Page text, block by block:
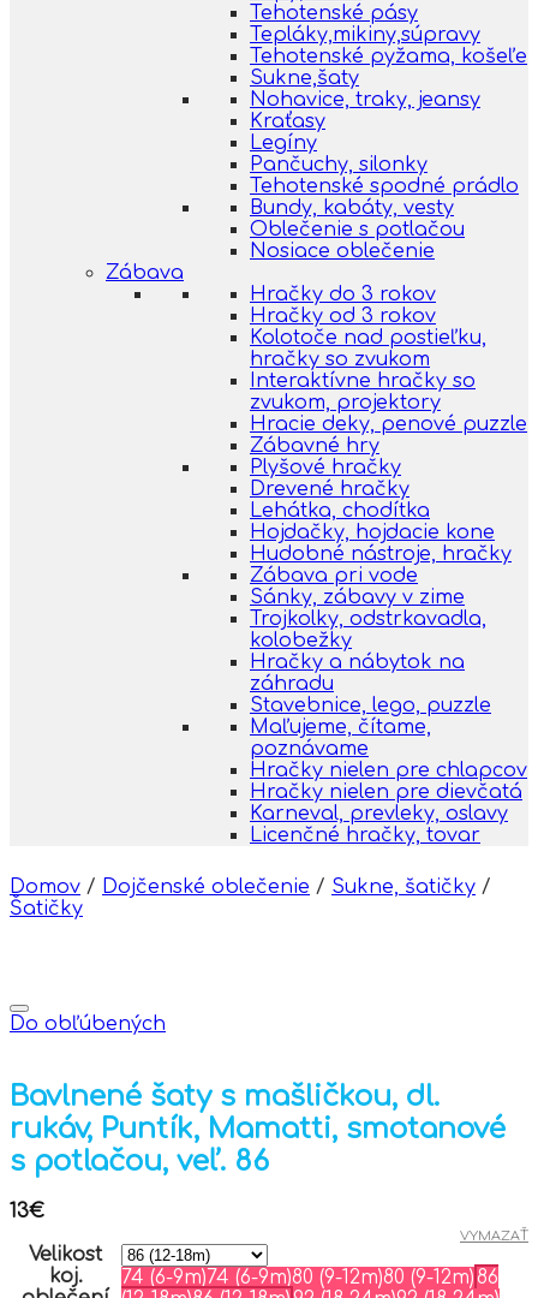
Tehotenské pásy
Tepláky,mikiny,súpravy
Tehotenské pyžama, košeľe
Sukne,šaty
Nohavice, traky, jeansy
Kraťasy
Legíny
Pančuchy, silonky
Tehotenské spodné prádlo
Bundy, kabáty, vesty
Oblečenie s potlačou
Nosiace oblečenie
Zábava
Hračky do 3 rokov
Hračky od 3 rokov
Kolotoče nad postieľku,
hračky so zvukom
Interaktívne hračky so
zvukom, projektory
Hracie deky, penové puzzle
Zábavné hry
Plyšové hračky
Drevené hračky
Lehátka, chodítka
Hojdačky, hojdacie kone
Hudobné nástroje, hračky
Zábava pri vode
Sánky, zábavy v zime
Trojkolky, odstrkavadla,
kolobežky
Hračky a nábytok na
záhradu
Stavebnice, lego, puzzle
Maľujeme, čítame,
poznávame
Hračky nielen pre chlapcov
Hračky nielen pre dievčatá
Karneval, prevleky, oslavy
Licenčné hračky, tovar
Domov / Dojčenské oblečenie / Sukne, šatičky /
Šatičky
Do obľúbených
Bavlnené šaty s mašličkou, dl.
rukáv, Puntík, Mamatti, smotanové
s potlačou, veľ. 86
13€
Velikost
koj.
74 (6-9m)74 (6-9m)80 (9-12m)80 (9-12m)86
VYMAZAŤ